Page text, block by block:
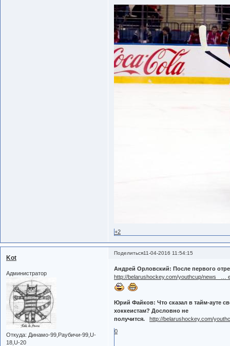
+2
Поделиться11-04-2016 11:54:15
Kot
Администратор
Откуда: Динамо-99,Раубичи-99,U-
18,U-20
Андрей Орловский: После первого
http://belarushockey.com/youthcup/news_ …
Юрий Файков: Что сказал в тайм-ауте
хоккеистам? Дословно не
получится.
http://belarushockey.com/
0